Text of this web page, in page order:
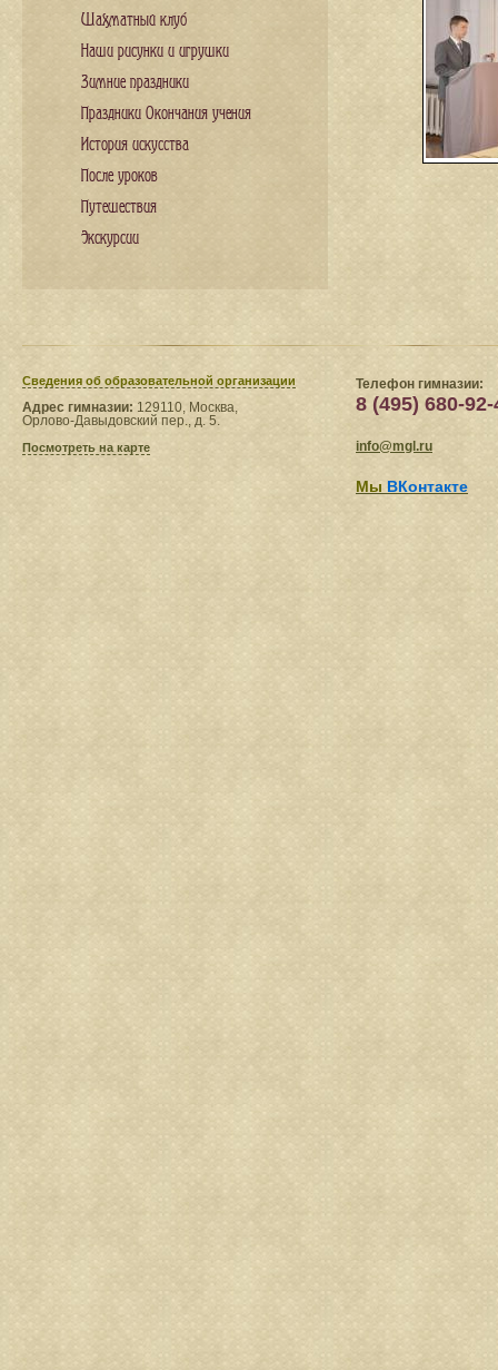
Шахматный клуб
Наши рисунки и игрушки
Зимние праздники
Праздники Окончания учения
История искусства
После уроков
Путешествия
Экскурсии
Сведения​ об образовательной организации
Адрес гимназии: 129110, Москва,
Орлово-Давыдовский пер., д. 5.
Посмотреть на карте
Телефон гимназии:
8 (495) 680-92-
info@mgl.ru
Мы ВКонтакте